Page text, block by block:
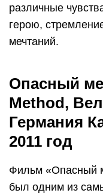
различные
герою,
мечтаний.
Опасный
Method,
Германия
2011 год
Фильм «Опасный
был одним из